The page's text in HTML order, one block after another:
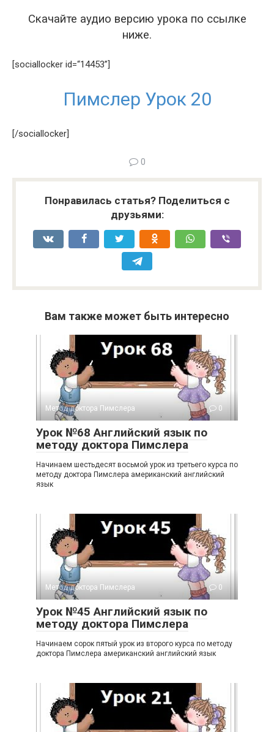
Скачайте аудио версию урока по ссылке
ниже.
[social­lock­er id=“14453”]
Пимслер Урок 20
[/sociallocker]
0
Понравилась статья? Поделиться с
друзьями:
Вам также может быть интересно
Метод доктора Пимслера 0
Урок №68 Английский язык по
методу доктора Пимслера
Начинаем шестьдесят восьмой урок из третьего курса по
методу доктора Пимслера американский английский
язык
Метод доктора Пимслера 0
Урок №45 Английский язык по
методу доктора Пимслера
Начинаем сорок пятый урок из второго курса по методу
доктора Пимслера американский английский язык